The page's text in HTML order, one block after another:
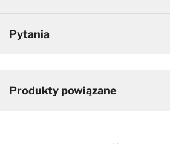
Pytania
Produkty powiązane